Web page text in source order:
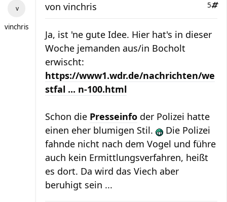
vinchris
5
von vinchris
Ja, ist 'ne gute Idee. Hier hat's in dieser
Woche jemanden aus/in Bocholt
erwischt:
https://www1.wdr.de/nachrichten/we
stfal ... n-100.html
Schon die Presseinfo der Polizei hatte
einen eher blumigen Stil.
Die Polizei
fahnde nicht nach dem Vogel und führe
auch kein Ermittlungsverfahren, heißt
es dort. Da wird das Viech aber
beruhigt sein ...